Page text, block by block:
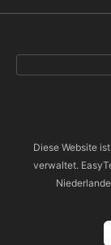
Diese Website
verwaltet.